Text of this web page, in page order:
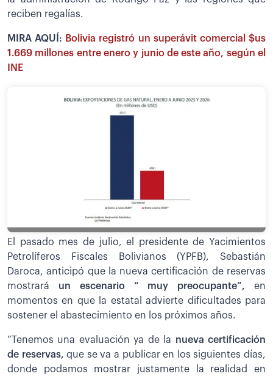
reciben regalías.
MIRA AQUÍ: Bolivia registró un superávit comercial $us
1.669 millones entre enero y junio de este año, según el
INE
El pasado mes de julio, el presidente de Yacimientos
Petrolíferos Fiscales Bolivianos (YPFB), Sebastián
Daroca, anticipó que la nueva certificación de reservas
mostrará un escenario “ muy preocupante”, en
momentos en que la estatal advierte dificultades para
sostener el abastecimiento en los próximos años.
”Tenemos una evaluación ya de la nueva certificación
de reservas, que se va a publicar en los siguientes días,
donde podamos mostrar justamente la realidad en